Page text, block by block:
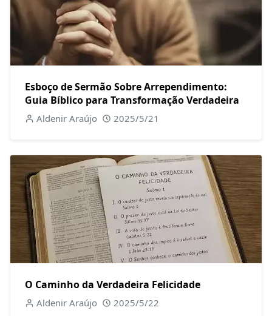
Esboço de Sermão Sobre Arrependimento:
Guia Bíblico para Transformação Verdadeira
Aldenir Araújo 2025/5/21
O Caminho da Verdadeira Felicidade
Aldenir Araújo 2025/5/22